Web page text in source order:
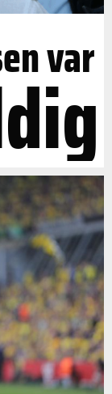
var